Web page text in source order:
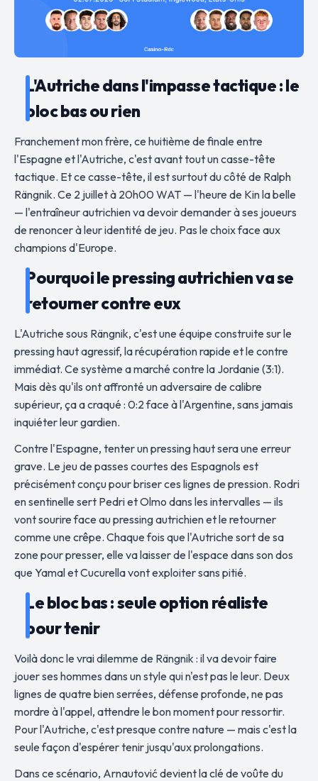
L'Autriche dans l'impasse tactique : le
bloc bas ou rien
Franchement mon frère, ce huitième de finale entre
l'Espagne et l'Autriche, c'est avant tout un casse-tête
tactique. Et ce casse-tête, il est surtout du côté de Ralph
Rängnik. Ce 2 juillet à 20h00 WAT — l'heure de Kin la belle
— l'entraîneur autrichien va devoir demander à ses joueurs
de renoncer à leur identité de jeu. Pas le choix face aux
champions d'Europe.
Pourquoi le pressing autrichien va se
retourner contre eux
L'Autriche sous Rängnik, c'est une équipe construite sur le
pressing haut agressif, la récupération rapide et le contre
immédiat. Ce système a marché contre la Jordanie (3:1).
Mais dès qu'ils ont affronté un adversaire de calibre
supérieur, ça a craqué : 0:2 face à l'Argentine, sans jamais
inquiéter leur gardien.
Contre l'Espagne, tenter un pressing haut sera une erreur
grave. Le jeu de passes courtes des Espagnols est
précisément conçu pour briser ces lignes de pression. Rodri
en sentinelle sert Pedri et Olmo dans les intervalles — ils
vont sourire face au pressing autrichien et le retourner
comme une crêpe. Chaque fois que l'Autriche sort de sa
zone pour presser, elle va laisser de l'espace dans son dos
que Yamal et Cucurella vont exploiter sans pitié.
Le bloc bas : seule option réaliste
pour tenir
Voilà donc le vrai dilemme de Rängnik : il va devoir faire
jouer ses hommes dans un style qui n'est pas le leur. Deux
lignes de quatre bien serrées, défense profonde, ne pas
mordre à l'appel, attendre le bon moment pour ressortir.
Pour l'Autriche, c'est presque contre nature — mais c'est la
seule façon d'espérer tenir jusqu'aux prolongations.
Dans ce scénario, Arnautović devient la clé de voûte du